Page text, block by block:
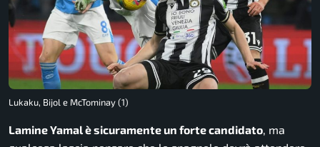
Lukaku, Bijol e McTominay (1)
Lamine Yamal è sicuramente un forte candidato, ma